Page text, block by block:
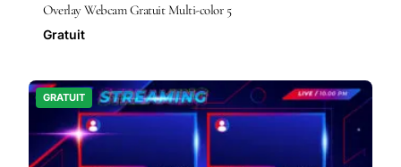
Overlay Webcam Gratuit Multi-color 5
Gratuit
GRATUIT